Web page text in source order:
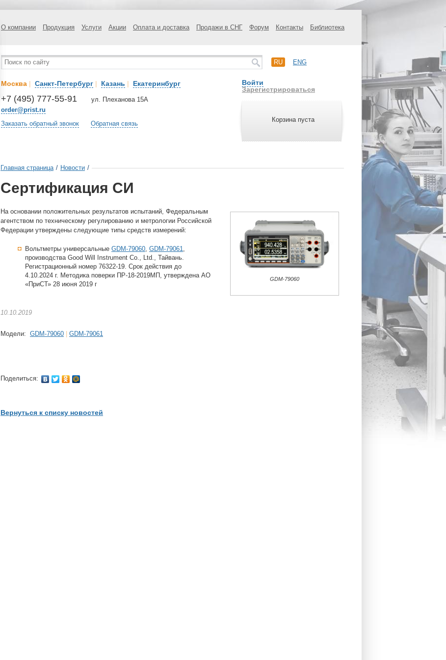
О компании Продукция Услуги Акции Оплата и доставка Продажи в СНГ Форум Контакты Библиотека
RU ENG
Москва | Санкт-Петербург | Казань | Екатеринбург
+7 (495) 777-55-91
order@prist.ru
ул. Плеханова 15А
Заказать обратный звонок Обратная связь
Войти
Зарегистрироваться
Корзина пуста
Главная страница / Новости /
Сертификация СИ
GDM-79060
На основании положительных результатов испытаний, Федеральным
агентством по техническому регулированию и метрологии Российской
Федерации утверждены следующие типы средств измерений:
Вольтметры универсальные GDM-79060, GDM-79061,
производства Good Will Instrument Co., Ltd., Тайвань.
Регистрационный номер 76322-19. Срок действия до
4.10.2024 г. Методика поверки ПР-18-2019МП, утверждена АО
«ПриСТ» 28 июня 2019 г
10.10.2019
Модели: GDM-79060 GDM-79061
Поделиться:
Вернуться к списку новостей